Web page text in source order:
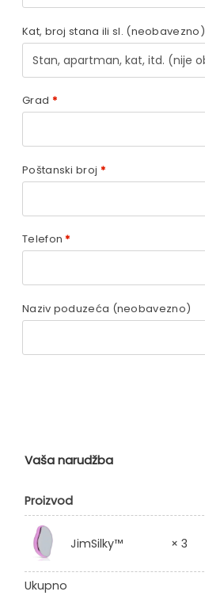
Kat, broj stana ili sl. (neobavezno)
Grad *
Poštanski broj *
Telefon*
Naziv poduzeća (neobavezno)
Vaša narudžba
Proizvod
JimSilky™ × 3
Ukupno